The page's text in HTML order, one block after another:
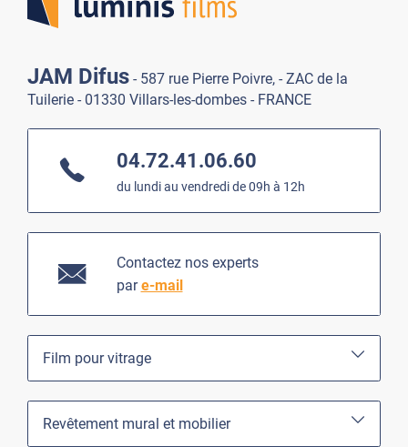
JAM Difus - 587 rue Pierre Poivre, - ZAC de la
Tuilerie - 01330 Villars-les-dombes - FRANCE
04.72.41.06.60
du lundi au vendredi de 09h à 12h
Contactez nos experts
pare-mail
Film pour vitrage
Revêtement mural et mobilier